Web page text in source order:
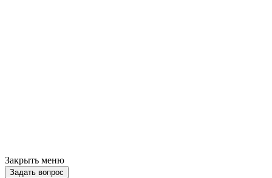
Закрыть меню
Задать вопрос